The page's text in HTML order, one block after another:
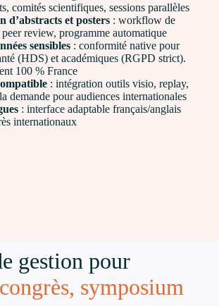
comités scientifiques, sessions parallèles
d’abstracts et posters : workflow de
review, programme automatique
sensibles : conformité native pour
(HDS) et académiques (RGPD strict).
100 % France
: intégration outils visio, replay,
demande pour audiences internationales
: interface adaptable français/anglais
internationaux
gestion pour
symposium